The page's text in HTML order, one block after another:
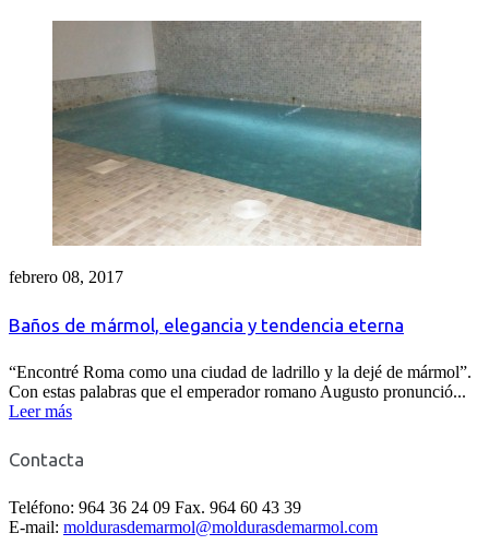
febrero 08, 2017
Baños de mármol, elegancia y tendencia eterna
“Encontré Roma como una ciudad de ladrillo y la dejé de mármol”.
Con estas palabras que el emperador romano Augusto pronunció...
Leer más
Contacta
Teléfono: 964 36 24 09 Fax. 964 60 43 39
E-mail: moldurasdemarmol@moldurasdemarmol.com